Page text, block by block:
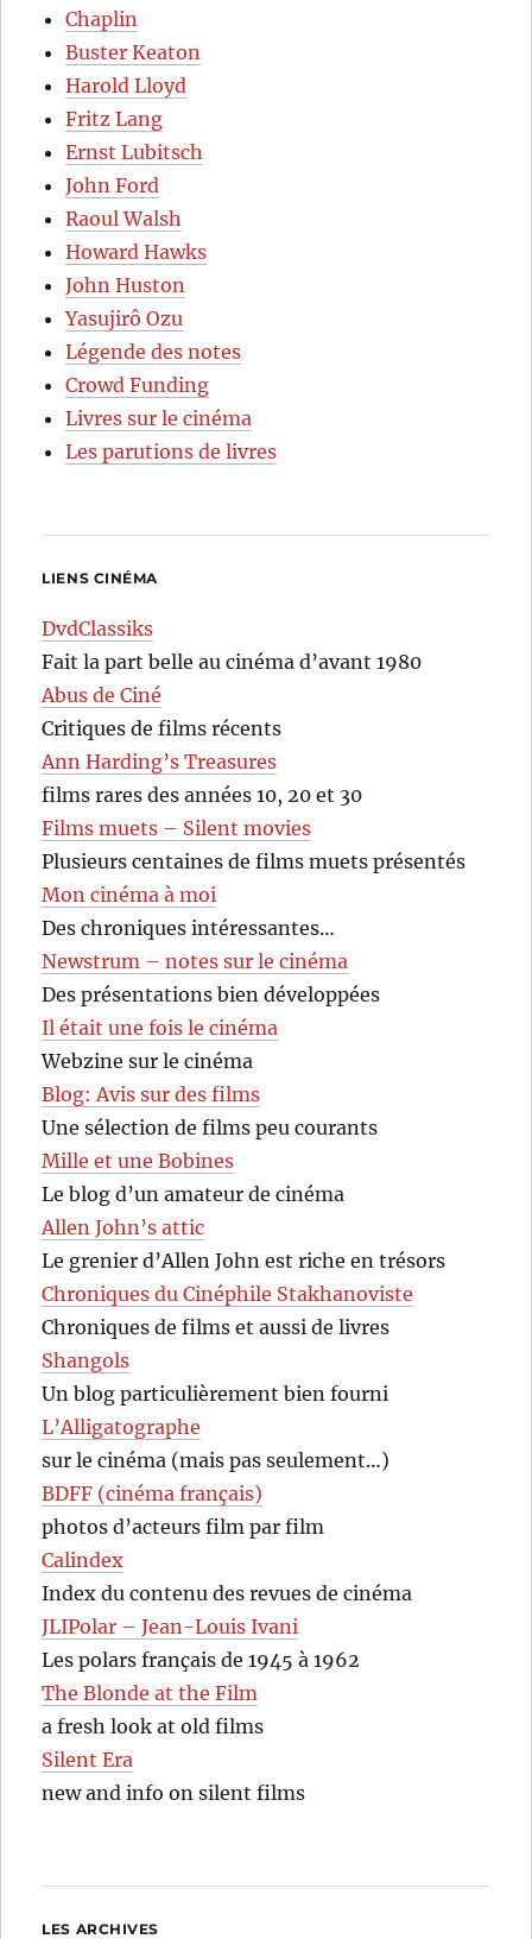
Chaplin
Buster Keaton
Harold Lloyd
Fritz Lang
Ernst Lubitsch
John Ford
Raoul Walsh
Howard Hawks
John Huston
Yasujirô Ozu
Légende des notes
Crowd Funding
Livres sur le cinéma
Les parutions de livres
LIENS CINÉMA
DvdClassiks
Fait la part belle au cinéma d’avant 1980
Abus de Ciné
Critiques de films récents
Ann Harding’s Treasures
films rares des années 10, 20 et 30
Films muets – Silent movies
Plusieurs centaines de films muets présentés
Mon cinéma à moi
Des chroniques intéressantes…
Newstrum – notes sur le cinéma
Des présentations bien développées
Il était une fois le cinéma
Webzine sur le cinéma
Blog: Avis sur des films
Une sélection de films peu courants
Mille et une Bobines
Le blog d’un amateur de cinéma
Allen John’s attic
Le grenier d’Allen John est riche en trésors
Chroniques du Cinéphile Stakhanoviste
Chroniques de films et aussi de livres
Shangols
Un blog particulièrement bien fourni
L’Alligatographe
sur le cinéma (mais pas seulement…)
BDFF (cinéma français)
photos d’acteurs film par film
Calindex
Index du contenu des revues de cinéma
JLIPolar – Jean-Louis Ivani
Les polars français de 1945 à 1962
The Blonde at the Film
a fresh look at old films
Silent Era
new and info on silent films
LES ARCHIVES